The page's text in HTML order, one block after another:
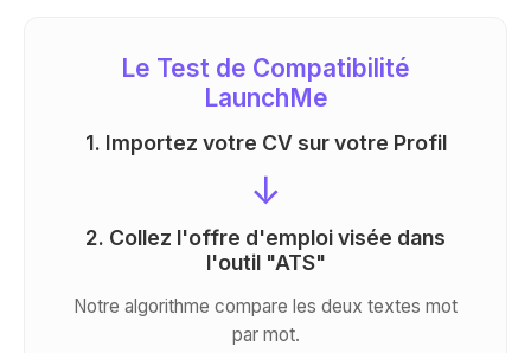
Le Test de Compatibilité
LaunchMe
1. Importez votre CV sur votre Profil
↓
2. Collez l'offre d'emploi visée dans
l'outil "ATS"
Notre algorithme compare les deux textes mot
par mot.